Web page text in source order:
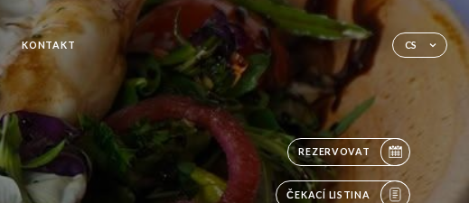
CS
KONTAKT
REZERVOVAT
ČEKACÍ LISTINA